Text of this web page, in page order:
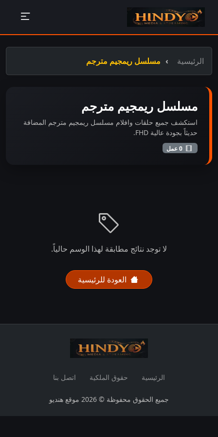
الرئيسية مسلسل ريمجيم مترجم
مسلسل ريمجيم مترجم
استكشف جميع حلقات وافلام مسلسل ريمجيم مترجم المضافة
حديثاً بجودة عالية FHD.
لا توجد نتائج مطابقة لهذا الوسم حالياً.
العودة للرئيسية
الرئيسية حقوق الملكية اتصل بنا
جميع الحقوق محفوظة © 2026 موقع هنديو